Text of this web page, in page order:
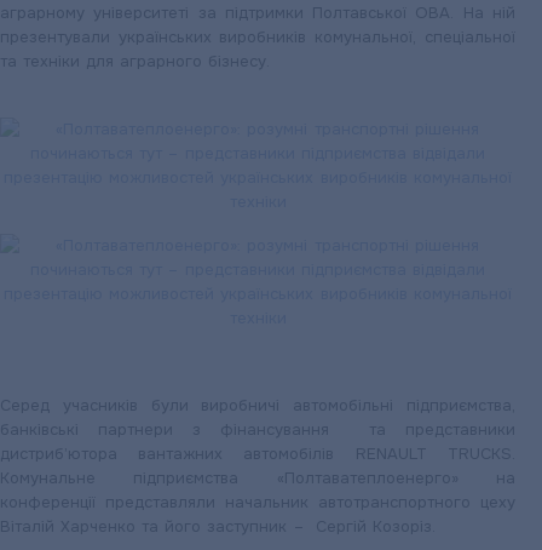
аграрному університеті за підтримки Полтавської ОВА. На ній
презентували українських виробників комунальної, спеціальної
та техніки для аграрного бізнесу.
Серед учасників були виробничі автомобільні підприємства,
банківські партнери з фінансування та представники
дистриб’ютора вантажних автомобілів RENAULT TRUCKS.
Комунальне підприємства «Полтаватеплоенерго» на
конференції представляли начальник автотранспортного цеху
Віталій Харченко та його заступник – Сергій Козоріз.